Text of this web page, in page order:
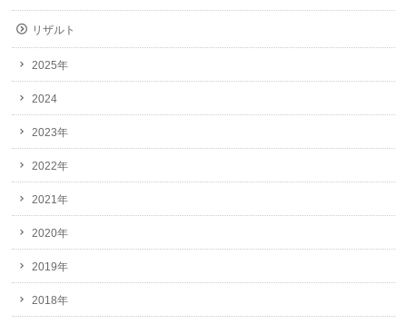
リザルト
2025年
2024
2023年
2022年
2021年
2020年
2019年
2018年